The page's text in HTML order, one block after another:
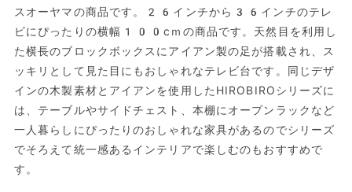
スオーヤマの商品です。26インチから36インチのテレ
ビにぴったりの横幅100cｍの商品です。天然目を利用し
た横長のブロックボックスにアイアン製の足が搭載され、ス
ッキリとして見た目にもおしゃれなテレビ台です。同じデザ
インの木製素材とアイアンを使用したHIROBIROシリーズに
は、テーブルやサイドチェスト、本棚にオープンラックなど
一人暮らしにぴったりのおしゃれな家具があるのでシリーズ
でそろえて統一感あるインテリアで楽しむのもおすすめで
す。